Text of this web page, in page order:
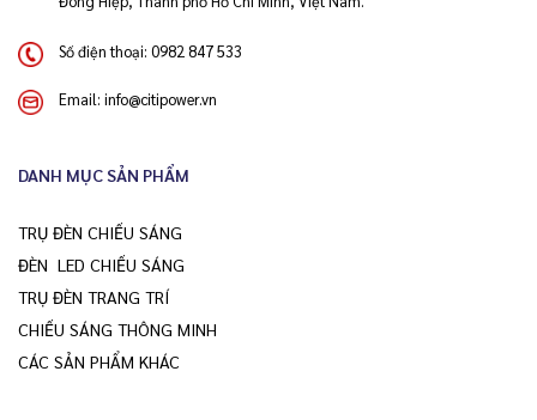
Số điện thoại: 0982 847 533
Email: info@citipower.vn
DANH MỤC SẢN PHẨM
TRỤ ĐÈN CHIẾU SÁNG
ĐÈN LED CHIẾU SÁNG
TRỤ ĐÈN TRANG TRÍ
CHIẾU SÁNG THÔNG MINH
CÁC SẢN PHẨM KHÁC